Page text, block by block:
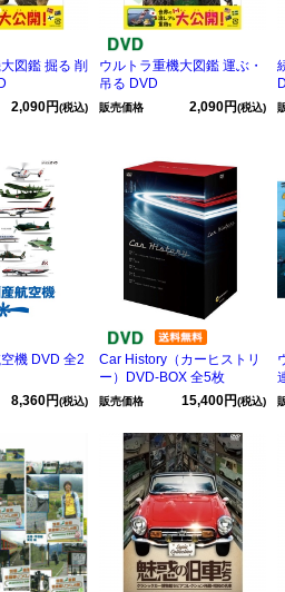
図鑑 掘る 削
2,090円(税込)
ウルトラ重機大図鑑 運ぶ・
吊る DVD
販売価格 2,090円(税込)
機 DVD 全2
8,360円(税込)
Car History（カーヒストリ
ー）DVD-BOX 全5枚
販売価格 15,400円(税込)